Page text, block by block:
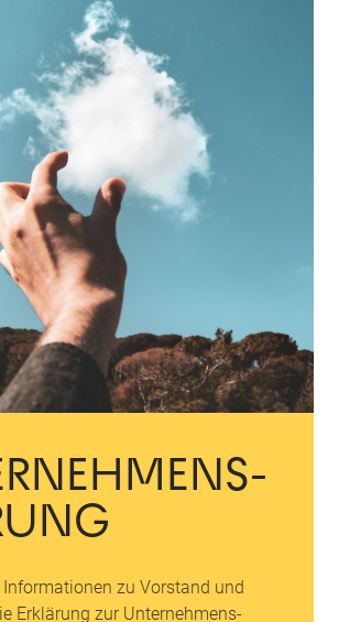
Informationen zu Vorstand und
Erklärung zur Unternehmens­